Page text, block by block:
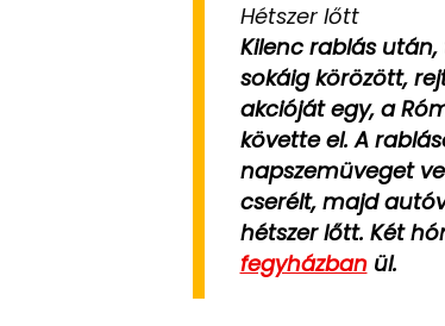
Hétszer lőtt
Kilenc rablás
sokáig körözött,
akcióját egy, a
követte el. A
napszemüveget
cserélt, majd
hétszer lőtt. Két
fegyházbanül.